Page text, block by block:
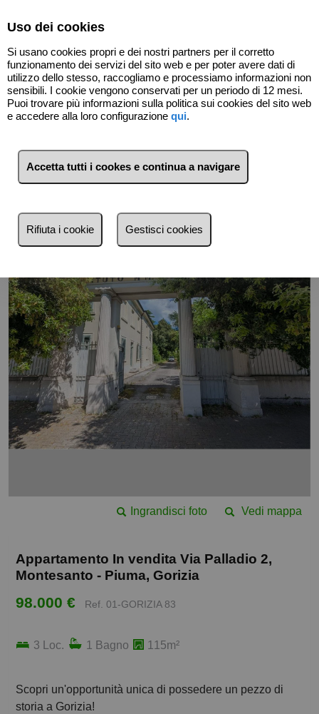
Indietro
Vedi mappa
Ingrandisci foto
Appartamento In vendita Via Palladio 2,
Montesanto - Piuma, Gorizia
98.000 € Ref. 01-GORIZIA 83
3 Loc. 1 Bagno 115m²
Scopri un'opportunità unica di possedere un pezzo di
storia a Gorizia!
Uso dei cookies
Si usano cookies propri e dei nostri partners per il corretto
funzionamento dei servizi del sito web e per poter avere dati di
utilizzo dello stesso, raccogliamo e processiamo informazioni non
sensibili. I cookie vengono conservati per un periodo di 12 mesi.
Puoi trovare più informazioni sulla politica sui cookies del sito web
e accedere alla loro configurazione qui.
Accetta tutti i cookes e continua a navigare
Rifiuta i cookie Gestisci cookies